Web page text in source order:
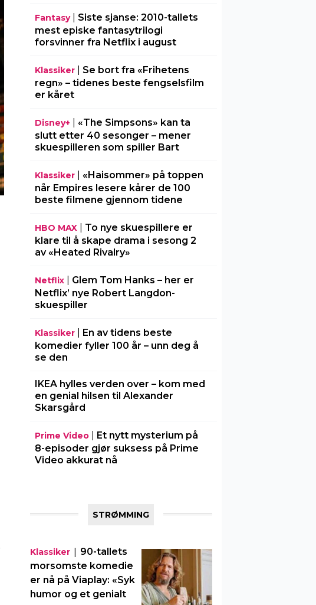
Fantasy| Siste sjanse: 2010-tallets
mest episke fantasytrilogi
forsvinner fra Netflix i august
Klassiker| Se bort fra «Frihetens
regn» – tidenes beste fengselsfilm
er kåret
Disney+
«The Simpsons» kan ta
slutt etter 40 sesonger – mener
skuespilleren som spiller Bart
Klassiker| «Haisommer» på toppen
når Empires lesere kårer de 100
beste filmene gjennom tidene
HBO MAX| To nye skuespillere er
klare til å skape drama i sesong 2
av «Heated Rivalry»
Netflix| Glem Tom Hanks – her er
Netflix’ nye Robert Langdon-
skuespiller
Klassiker| En av tidens beste
komedier fyller 100 år – unn deg å
se den
IKEA hylles verden over – kom med
en genial hilsen til Alexander
Skarsgård
Prime Video| Et nytt mysterium på
8-episoder gjør suksess på Prime
Video akkurat nå
STRØMMING
Klassiker| 90-tallets
morsomste komedie
er nå på Viaplay: «Syk
humor og et genialt